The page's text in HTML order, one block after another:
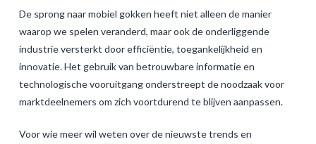
De sprong naar mobiel gokken heeft niet alleen de manier
waarop we spelen veranderd, maar ook de onderliggende
industrie versterkt door efficiëntie, toegankelijkheid en
innovatie. Het gebruik van betrouwbare informatie en
technologische vooruitgang onderstreept de noodzaak voor
marktdeelnemers om zich voortdurend te blijven aanpassen.
Voor wie meer wil weten over de nieuwste trends en